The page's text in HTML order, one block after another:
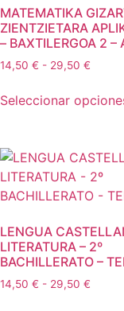
MATEMATIKA
ZIENTZIETARA
– BAXTILERGOA 2 –
14,50 € - 29,50 €
Seleccionar
LENGUA
LITERATURA – 2º
BACHILLERATO –
14,50 € - 29,50 €